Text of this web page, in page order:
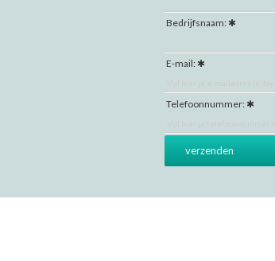
Bedrijfsnaam:
E-mail:
Telefoonnummer: